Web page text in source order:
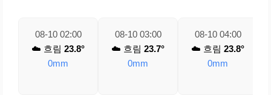
08-10 02:00
☁️ 흐림 23.8°
0mm
08-10 03:00
☁️ 흐림 23.7°
0mm
08-10 04:00
☁️ 흐림 23.8°
0mm